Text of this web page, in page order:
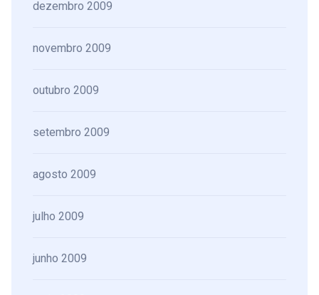
dezembro 2009
novembro 2009
outubro 2009
setembro 2009
agosto 2009
julho 2009
junho 2009